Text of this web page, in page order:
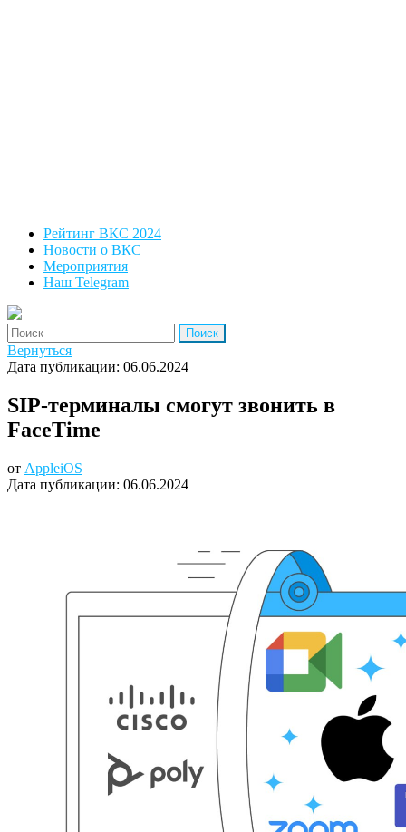
Рейтинг ВКС 2024
Новости о ВКС
Мероприятия
Наш Telegram
'Найти:
Вернуться
Дата публикации: 06.06.2024
SIP-терминалы смогут звонить в
FaceTime
от AppleiOS
Дата публикации: 06.06.2024